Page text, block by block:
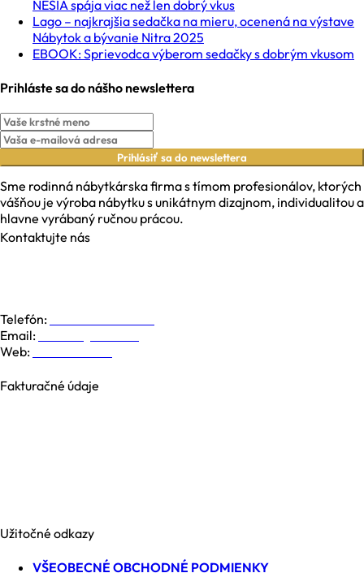
NESIA spája viac než len dobrý vkus
Lago – najkrajšia sedačka na mieru, ocenená na výstave
Nábytok a bývanie Nitra 2025
EBOOK: Sprievodca výberom sedačky s dobrým vkusom
Prihláste sa do nášho newslettera
Prihlásiť sa do newslettera
Sme rodinná nábytkárska firma s tímom profesionálov, ktorých
vášňou je výroba nábytku s unikátnym dizajnom, individualitou a
hlavne vyrábaný ručnou prácou.
Kontaktujte nás
Telefón:
Email:
Web:
Fakturačné údaje
Užitočné odkazy
VŠEOBECNÉ OBCHODNÉ PODMIENKY